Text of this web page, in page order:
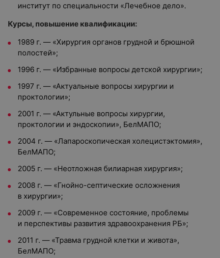
институт по специальности «Лечебное дело».
Курсы, повышение квалификации:
1989 г. — «Хирургия органов грудной и брюшной
полостей»;
1996 г. — «Избранные вопросы детской хирургии»;
1997 г. — «Актуальные вопросы хирургии и
проктологии»;
2001 г. — «Актульные вопросы хирургии,
проктологии и эндоскопии», БелМАПО;
2004 г. — «Лапароскопическая холецистэктомия»,
БелМАПО;
2005 г. — «Неотложная билиарная хирургия»;
2008 г. — «Гнойно-септические осложнения
в хирургии»;
2009 г. — «Современное состояние, проблемы
и перспективы развития здравоохранения РБ»;
2011 г. — «Травма грудной клетки и живота»,
БелМАПО;